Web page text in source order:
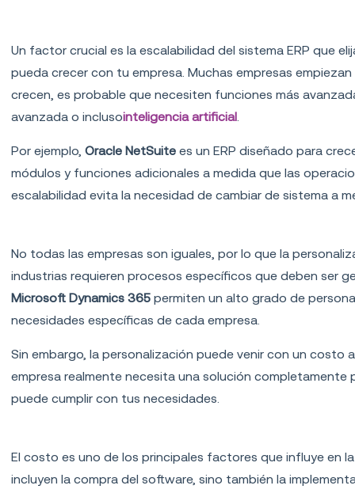
Un factor crucial es la escalabilidad del sistema ERP que
pueda crecer con tu empresa. Muchas empresas
crecen, es probable que necesiten funciones más
avanzada o inclusointeligencia artificial
Por ejemplo,Oracle NetSuite es un ERP diseñado para
módulos y funciones adicionales a medida que las
escalabilidad evita la necesidad de cambiar de sistema a
No todas las empresas son iguales, por lo que la
industrias requieren procesos específicos que deben ser
Microsoft Dynamics 365 permiten un alto grado de
necesidades específicas de cada empresa.
Sin embargo, la personalización puede venir con un costo
empresa realmente necesita una solución
puede cumplir con tus necesidades.
El costo es uno de los principales factores que influye en
incluyen la compra del software, sino también la